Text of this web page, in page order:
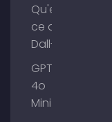
Qu'est-
ce que
Dall-E ?
GPT-
4o
Mini